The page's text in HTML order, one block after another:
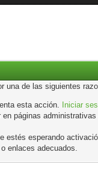
una de las siguientes
esta acción. Iniciar
páginas
estés esperando
enlaces adecuados.